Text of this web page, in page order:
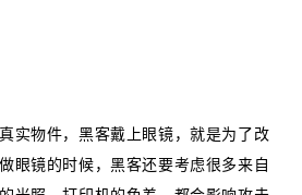
实物件，黑客戴上眼镜，就是为了改
眼镜的时候，黑客还要考虑很多来自